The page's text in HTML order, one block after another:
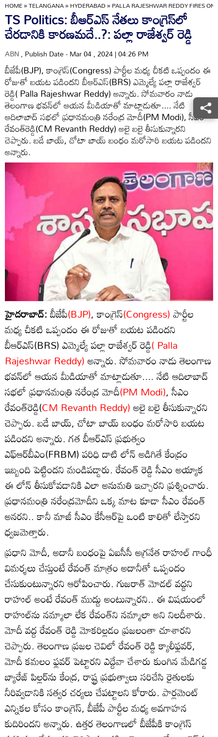
HOME»TELANGANA»HYDERABAD»PALLA RAJESHWAR REDDY FIRES
TS Politics: బీఆర్ఎస్ నేతలు కాంగ్రెస్‌లో
చేరడానికి కారణమదే..?: పల్లా రాజేశ్వర్ రెడ్డి
ABN, Publish Date - Mar 04 , 2024 | 04:26 PM
బీజేపీ(BJP), కాంగ్రెస్(Congress) పార్టీల మధ్య చీకటి ఒప్పందం ఈ
రోజుతో బయట పడిందని బీఆర్ఎస్(BRS) ఎమ్మెల్యే పల్లా రాజేశ్వర్
రెడ్డి( Palla Rajeshwar Reddy) అన్నారు. సోమవారం నాడు
తెలంగాణ భవన్‌లో ఆయన మీడియాతో మాట్లాడుతూ.... నేటి
ఆదిలాబాద్ సభలో ప్రధానమంత్రి నరేంద్ర మోదీ(PM Modi), సీఎం
రేవంత్‌రెడ్డి(CM Revanth Reddy) అలై బలై తీసుకున్నారని
చెప్పారు. బడే బాయ్, చోటా బాయ్ బంధం మరోసారి బయట పడిందని
అన్నారు.
హైదరాబాద్:బీజేపీ(BJP), కాంగ్రెస్(Congress)పార్టీల
మధ్య చీకటి ఒప్పందం ఈ రోజుతో బయట పడిందని
బీఆర్ఎస్(BRS) ఎమ్మెల్యే పల్లా రాజేశ్వర్ రెడ్డి( Palla
Rajeshwar Reddy)అన్నారు. సోమవారం నాడు తెలంగాణ
భవన్‌లో ఆయన మీడియాతో మాట్లాడుతూ.... నేటి ఆదిలాబాద్
సభలో ప్రధానమంత్రి నరేంద్ర మోదీ(PM Modi), సీఎం
రేవంత్‌రెడ్డి(CM Revanth Reddy)అలై బలై తీసుకున్నారని
చెప్పారు. బడే బాయ్, చోటా బాయ్ బంధం మరోసారి బయట
పడిందని అన్నారు. గత బీఆర్ఎస్ ప్రభుత్వం
ఎఫ్‌ఆర్‌బీఎం(FRBM) పరిధి దాటి లోన్ అడిగితే కేంద్రం
ఇబ్బంది పెట్టిందని మండిపడ్డారు. రేవంత్ రెడ్డి సీఎం అయ్యాక
ఈ లోన్ తీసుకోవడానికి ఎలా అనుమతి ఇచ్చారని ప్రశ్నించారు.
ప్రధానమంత్రి నరేంద్రమోదీని ఒక్క మాట కూడా సీఎం రేవంత్
అనరని.. కానీ మాజీ సీఎం కేసీఆర్‌పై ఒంటి కాలితో లేస్తారని
ధ్వజమెత్తారు.
ప్రధాని మోదీ, అదానీ బంధంపై ఏఐసీసీ అగ్రనేత రాహుల్ గాంధీ
విమర్శలు చేస్తుంటే రేవంత్ మాత్రం అదానీతో ఒప్పందం
చేసుకుంటున్నారని ఆరోపించారు. గుజరాత్ మోడల్ వద్దని
రాహుల్ అంటే రేవంత్ ముద్దు అంటున్నారని.. ఈ విషయంలో
రాహుల్‌ను నమ్మాలా లేక రేవంత్‌ని నమ్మాలా అని నిలదీశారు.
మోదీ వద్ద రేవంత్ రెడ్డి మోకరిల్లడం ప్రజలంతా చూశారని
చెప్పారు. తెలంగాణ ప్రజల చెవిలో రేవంత్ రెడ్డి క్యాలీఫ్లవర్,
మోదీ కమలం ఫ్లవర్ పెట్టారని ఎద్దేవా చేశారు కుంగిన మేడిగడ్డ
బ్యారేజ్ పిల్లర్‌ను కేంద్ర, రాష్ట్ర ప్రభుత్వాలు సరిచేసి రైతులకు
నీరివ్వడానికి సత్వర చర్యలు చేపట్టాలని కోరారు. పార్లమెంట్
ఎన్నికల కోసం కాంగ్రెస్, బీజేపీ పార్టీల మధ్య అవగాహన
కుదిరిందని అన్నారు. ఉత్తర తెలంగాణలో బీజేపీకి కాంగ్రెస్